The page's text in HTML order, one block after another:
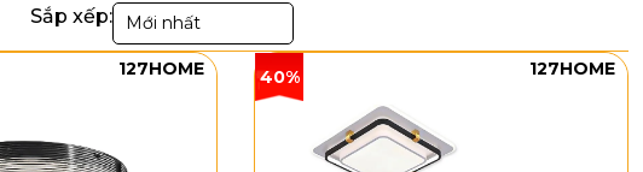
Sắp xếp: Mới nhất
127HOME 40% 127HOME